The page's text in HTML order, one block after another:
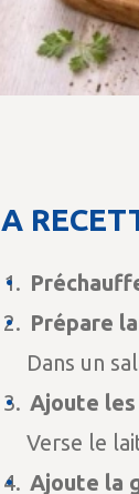
Prépare
Dans un
Ajoute
Verse le
Ajoute la